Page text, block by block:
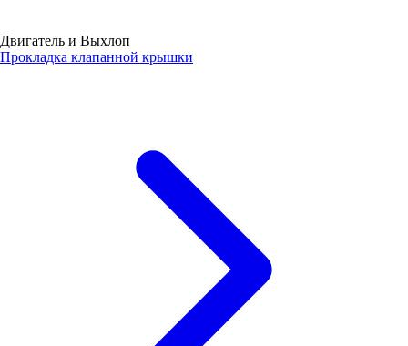
Двигатель и Выхлоп
Прокладка клапанной крышки